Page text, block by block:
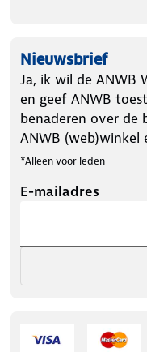
Startkabels met
USB-C oplaadkabel
Handleiding
Nieuwsbrief
Ja, ik wil de ANWB
en geef ANWB
benaderen over de
ANWB (web)winkel
*Alleen voor leden
E-mailadres